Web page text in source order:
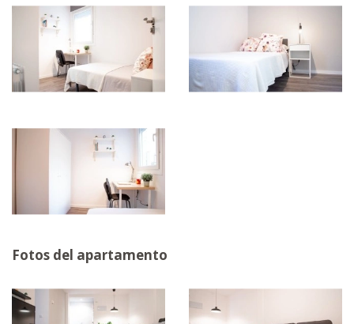
Fotos del apartamento